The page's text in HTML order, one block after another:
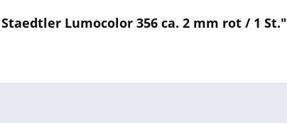
Lumocolor 356 ca. 2 mm rot / 1 St."